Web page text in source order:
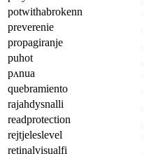
potwithabrokenn
preverenie
propagiranje
puhot
pʌnua
quebramiento
rajahdysnalli
readprotection
rejtjeleslevel
retinalvisualfi